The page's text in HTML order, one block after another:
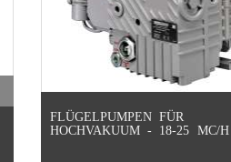
FLÜGELPUMPEN FÜR
HOCHVAKUUM - 18-25 MC/H